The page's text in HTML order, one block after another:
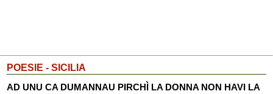
POESIE - SICILIA
AD UNU CA DUMANNAU PIRCHÌ LA DONNA NON HAVI LA